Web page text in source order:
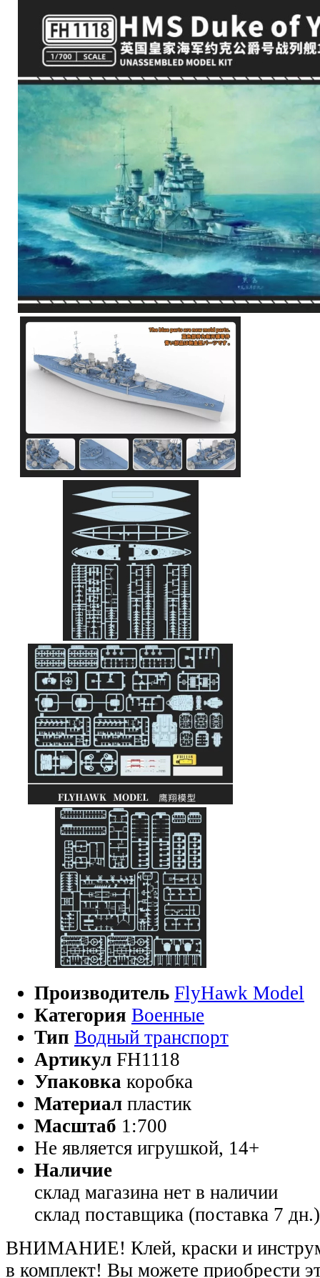
Производитель FlyHawk Model
Категория Военные
Тип Водный транспорт
Артикул FH1118
Упаковка коробка
Материал пластик
Масштаб 1:700
Не является игрушкой, 14+
Наличие
склад магазина нет в наличии
склад поставщика (поставка 7
ВНИМАНИЕ! Клей, краски и
в комплект! Вы можете приобрести